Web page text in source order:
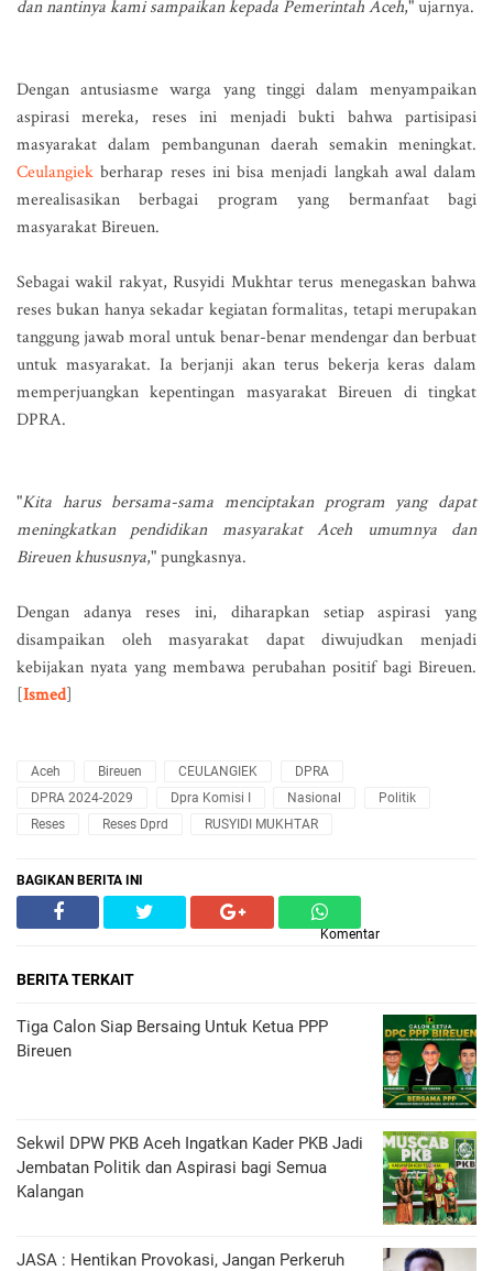
dan nantinya kami sampaikan kepada Pemerintah Aceh," ujarnya.
Dengan antusiasme warga yang tinggi dalam menyampaikan
aspirasi mereka, reses ini menjadi bukti bahwa partisipasi
masyarakat dalam pembangunan daerah semakin meningkat.
Ceulangiek berharap reses ini bisa menjadi langkah awal dalam
merealisasikan berbagai program yang bermanfaat bagi
masyarakat Bireuen.
Sebagai wakil rakyat, Rusyidi Mukhtar terus menegaskan bahwa
reses bukan hanya sekadar kegiatan formalitas, tetapi merupakan
tanggung jawab moral untuk benar-benar mendengar dan berbuat
untuk masyarakat. Ia berjanji akan terus bekerja keras dalam
memperjuangkan kepentingan masyarakat Bireuen di tingkat
DPRA.
"Kita harus bersama-sama menciptakan program yang dapat
meningkatkan pendidikan masyarakat Aceh umumnya dan
Bireuen khususnya," pungkasnya.
Dengan adanya reses ini, diharapkan setiap aspirasi yang
disampaikan oleh masyarakat dapat diwujudkan menjadi
kebijakan nyata yang membawa perubahan positif bagi Bireuen.
[Ismed]
Aceh Bireuen CEULANGIEK
DPRA
DPRA 2024-2029
Dpra Komisi I Nasional
Politik
Reses
Reses Dprd RUSYIDI MUKHTAR
BAGIKAN BERITA INI
Komentar
BERITA TERKAIT
Tiga Calon Siap Bersaing Untuk Ketua PPP
Bireuen
Sekwil DPW PKB Aceh Ingatkan Kader PKB Jadi
Jembatan Politik dan Aspirasi bagi Semua
Kalangan
JASA : Hentikan Provokasi, Jangan Perkeruh